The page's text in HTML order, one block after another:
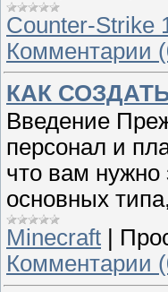
Counter-Strike
Комментарии
КАК
Введение
персонал и
что вам нужно
основных
Minecraft
Комментарии